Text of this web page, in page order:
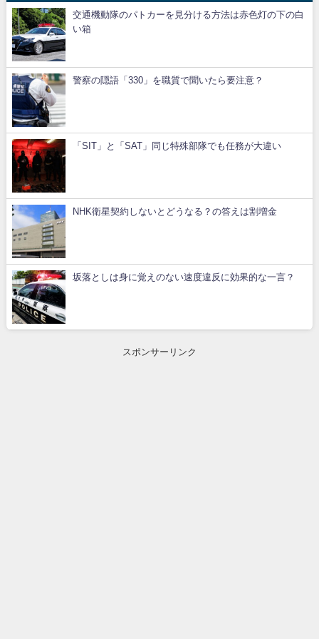
交通機動隊のパトカーを見分ける方法は赤色灯の下の白
い箱
警察の隠語「330」を職質で聞いたら要注意？
「SIT」と「SAT」同じ特殊部隊でも任務が大違い
NHK衛星契約しないとどうなる？の答えは割増金
坂落としは身に覚えのない速度違反に効果的な一言？
スポンサーリンク